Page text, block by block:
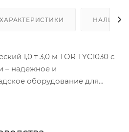
ХАРАКТЕРИСТИКИ
1,0 т 3,0 м TOR TYC1030 с
– надежное и
оборудование для
конструкция из